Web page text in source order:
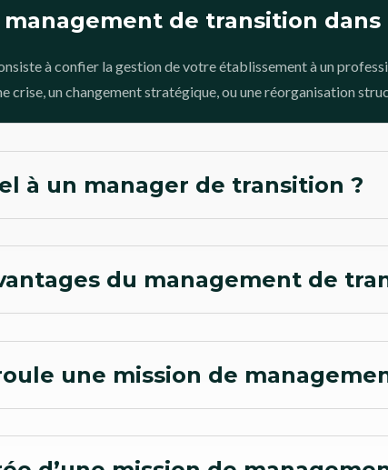
management de transition
à confier la gestion de votre établissement à un
crise, un changement stratégique, ou une réorganisation
à un manager de transition ?
du management de
une mission de